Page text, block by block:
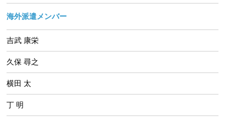
海外派遣メンバー
吉武 康栄
久保 尋之
横田 太
丁 明